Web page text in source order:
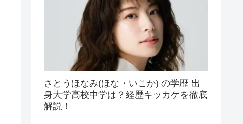
さとうほなみ(ほな・いこか) の学歴 出
身大学高校中学は？経歴キッカケを徹底
解説！